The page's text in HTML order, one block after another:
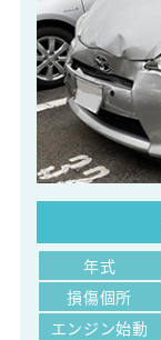
年式
損傷個所
エンジン始動